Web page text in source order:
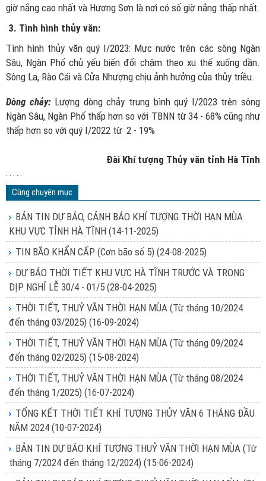
giờ nắng cao nhất và Hương Sơn là nơi có số giờ nắng thấp nhất.
3. Tình hình thủy văn:
Tình hình thủy văn quý I/2023: Mực nước trên các sông Ngàn
Sâu, Ngàn Phố chủ yếu biến đổi chậm theo xu thế xuống dần.
Sông La, Rào Cái và Cửa Nhượng chịu ảnh hưởng của thủy triều.
Dòng chảy:Lượng dòng chảy trung bình quý I/2023 trên sông
Ngàn Sâu, Ngàn Phố thấp hơn so với TBNN từ 34 - 68% cũng như
thấp hơn so với quý I/2022 từ 2 - 19%
Đài Khí tượng Thủy văn tỉnh Hà Tĩnh
. . . . .
Cùng chuyên mục
BẢN TIN DỰ BÁO, CẢNH BÁO KHÍ TƯỢNG THỜI HẠN MÙA
KHU VỰC TỈNH HÀ TĨNH (14-11-2025)
TIN BÃO KHẨN CẤP (Cơn bão số 5) (24-08-2025)
DỰ BÁO THỜI TIẾT KHU VỰC HÀ TĨNH TRƯỚC VÀ TRONG
DỊP NGHỈ LỄ 30/4 - 01/5 (28-04-2025)
THỜI TIẾT, THUỶ VĂN THỜI HẠN MÙA (Từ tháng 10/2024
đến tháng 03/2025) (16-09-2024)
THỜI TIẾT, THUỶ VĂN THỜI HẠN MÙA (Từ tháng 09/2024
đến tháng 02/2025) (15-08-2024)
THỜI TIẾT, THUỶ VĂN THỜI HẠN MÙA (Từ tháng 08/2024
đến tháng 1/2025) (16-07-2024)
TỔNG KẾT THỜI TIẾT KHÍ TƯỢNG THỦY VĂN 6 THÁNG ĐẦU
NĂM 2024 (10-07-2024)
BẢN TIN DỰ BÁO KHÍ TƯỢNG THUỶ VĂN THỜI HẠN MÙA (Từ
tháng 7/2024 đến tháng 12/2024) (15-06-2024)